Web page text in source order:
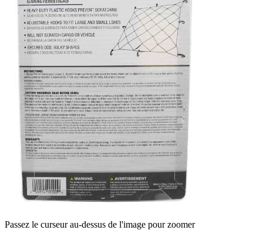
Passez le curseur au-dessus de l'image pour zoomer